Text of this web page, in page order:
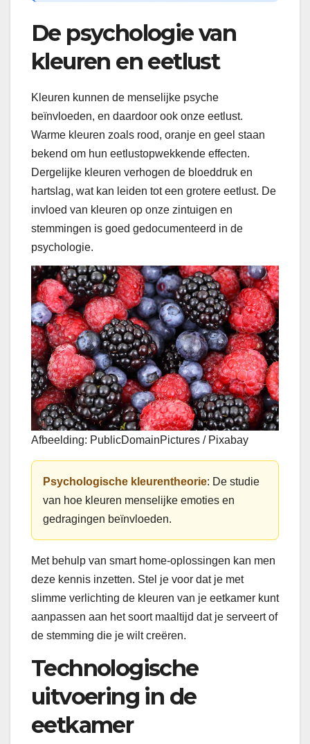
De psychologie van
kleuren en eetlust
Kleuren kunnen de menselijke psyche
beïnvloeden, en daardoor ook onze eetlust.
Warme kleuren zoals rood, oranje en geel staan
bekend om hun eetlustopwekkende effecten.
Dergelijke kleuren verhogen de bloeddruk en
hartslag, wat kan leiden tot een grotere eetlust. De
invloed van kleuren op onze zintuigen en
stemmingen is goed gedocumenteerd in de
psychologie.
Afbeelding: PublicDomainPictures / Pixabay
Psychologische kleurentheorie: De studie
van hoe kleuren menselijke emoties en
gedragingen beïnvloeden.
Met behulp van smart home-oplossingen kan men
deze kennis inzetten. Stel je voor dat je met
slimme verlichting de kleuren van je eetkamer kunt
aanpassen aan het soort maaltijd dat je serveert of
de stemming die je wilt creëren.
Technologische
uitvoering in de
eetkamer